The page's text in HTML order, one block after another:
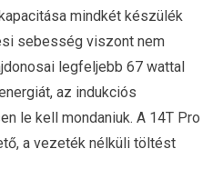
mindkét készülék
sebesség viszont nem
legfeljebb 67 wattal
az indukciós
le kell mondaniuk. A 14T Pro
a vezeték nélküli töltést